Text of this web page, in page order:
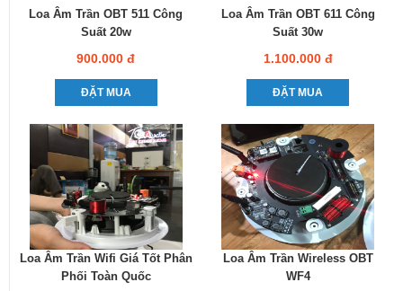
Loa Âm Trần OBT 511 Công
Suất 20w
900.000 đ
ĐẶT MUA
Loa Âm Trần OBT 611 Công
Suất 30w
1.100.000 đ
ĐẶT MUA
Loa Âm Trần Wifi Giá Tốt Phân
Phối Toàn Quốc
Loa Âm Trần Wireless OBT
WF4